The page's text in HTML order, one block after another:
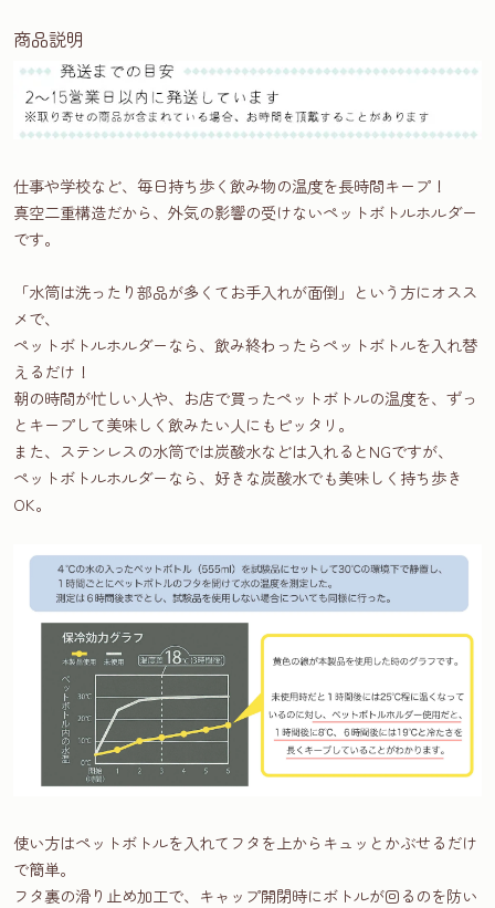
商品説明
仕事や学校など、毎日持ち歩く飲み物の温度を長時間キープ！
真空二重構造だから、外気の影響の受けないペットボトルホルダー
です。
「水筒は洗ったり部品が多くてお手入れが面倒」という方にオスス
メで、
ペットボトルホルダーなら、飲み終わったらペットボトルを入れ替
えるだけ！
朝の時間が忙しい人や、お店で買ったペットボトルの温度を、ずっ
とキープして美味しく飲みたい人にもピッタリ。
また、ステンレスの水筒では炭酸水などは入れるとNGですが、
ペットボトルホルダーなら、好きな炭酸水でも美味しく持ち歩き
OK。
使い方はペットボトルを入れてフタを上からキュッとかぶせるだけ
で簡単。
フタ裏の滑り止め加工で、キャップ開閉時にボトルが回るのを防い